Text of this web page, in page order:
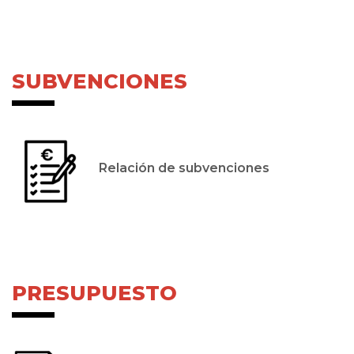
SUBVENCIONES
Relación de subvenciones
PRESUPUESTO